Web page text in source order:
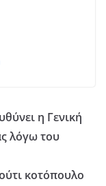
η Γενική
λόγω του
κοτόπουλο